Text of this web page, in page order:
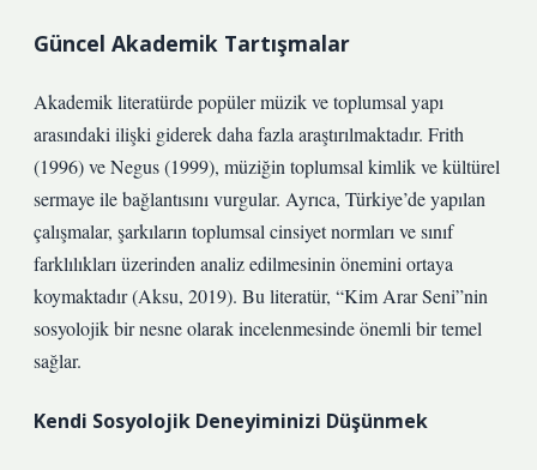
Güncel Akademik Tartışmalar
Akademik literatürde popüler müzik ve toplumsal yapı
arasındaki ilişki giderek daha fazla araştırılmaktadır. Frith
(1996) ve Negus (1999), müziğin toplumsal kimlik ve kültürel
sermaye ile bağlantısını vurgular. Ayrıca, Türkiye’de yapılan
çalışmalar, şarkıların toplumsal cinsiyet normları ve sınıf
farklılıkları üzerinden analiz edilmesinin önemini ortaya
koymaktadır (Aksu, 2019). Bu literatür, “Kim Arar Seni”nin
sosyolojik bir nesne olarak incelenmesinde önemli bir temel
sağlar.
Kendi Sosyolojik Deneyiminizi Düşünmek